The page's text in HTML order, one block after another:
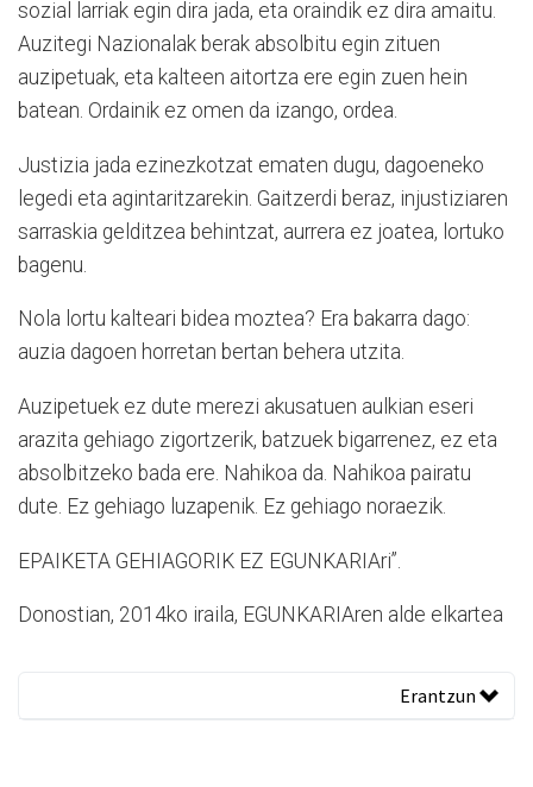
sozial larriak egin dira jada, eta oraindik ez dira amaitu.
Auzitegi Nazionalak berak absolbitu egin zituen
auzipetuak, eta kalteen aitortza ere egin zuen hein
batean. Ordainik ez omen da izango, ordea.
Justizia jada ezinezkotzat ematen dugu, dagoeneko
legedi eta agintaritzarekin. Gaitzerdi beraz, injustiziaren
sarraskia gelditzea behintzat, aurrera ez joatea, lortuko
bagenu.
Nola lortu kalteari bidea moztea? Era bakarra dago:
auzia dagoen horretan bertan behera utzita.
Auzipetuek ez dute merezi akusatuen aulkian eseri
arazita gehiago zigortzerik, batzuek bigarrenez, ez eta
absolbitzeko bada ere. Nahikoa da. Nahikoa pairatu
dute. Ez gehiago luzapenik. Ez gehiago noraezik.
EPAIKETA GEHIAGORIK EZ EGUNKARIAri”.
Donostian, 2014ko iraila, EGUNKARIAren alde elkartea
Erantzun